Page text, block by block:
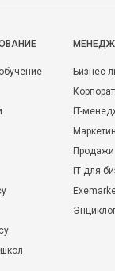
Бизнес-
IT-
Продажи
IT для